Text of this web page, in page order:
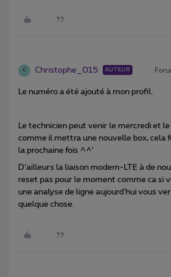
C Christophe_015 AUTEUR
Le numéro a été ajouté à mon profil.
Le technicien peut venir le mercredi et
comme il mettra une nouvelle box, cela
la prochaine fois ^^’
D’ailleurs la liaison modem-LTE à de
reset pas pour le moment comme ca si
une analyse de ligne aujourd’hui vous
quelque chose.